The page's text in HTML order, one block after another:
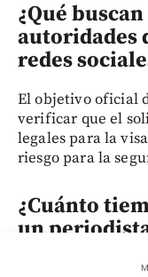
¿Qué
autoridades
redes
El objetivo oficial
verificar que el
legales para la
riesgo para la
¿Cuánto
un
con las